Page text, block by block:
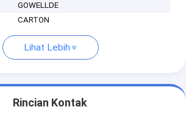
GOWELLDE
CARTON
Lihat Lebih
Rincian Kontak